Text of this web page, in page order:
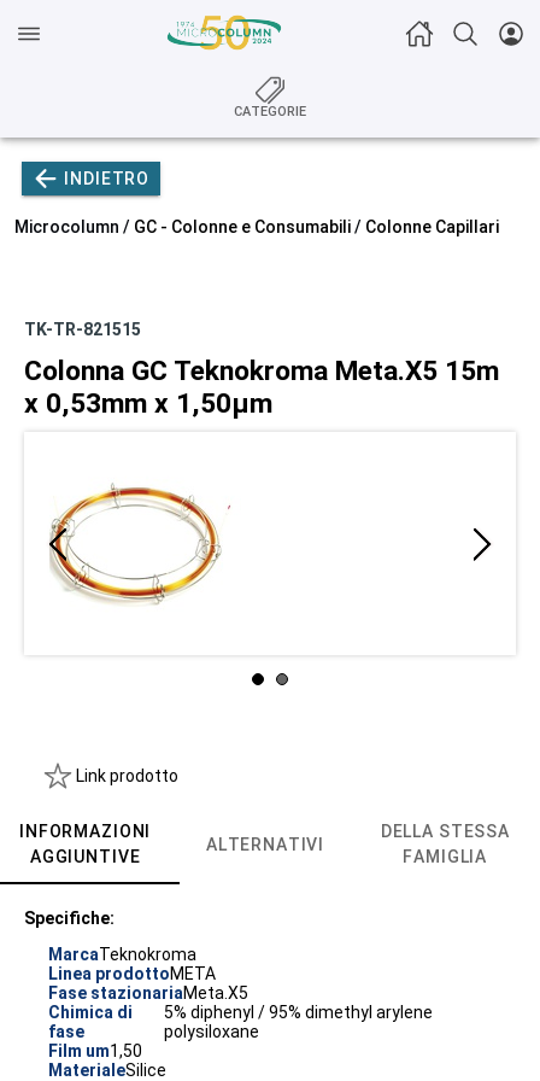
CATEGORIE
INDIETRO
Microcolumn / GC - Colonne e Consumabili/ Colonne Capillari
TK-TR-821515
Colonna GC Teknokroma Meta.X5 15m
x 0,53mm x 1,50µm
Link prodotto
INFORMAZIONI
AGGIUNTIVE
ALTERNATIVI
DELLA STESSA
FAMIGLIA
Specifiche:
MarcaTeknokroma
Linea prodottoMETA
Fase stazionariaMeta.X5
Chimica di
fase
5% diphenyl / 95% dimethyl arylene
polysiloxane
Film um1,50
MaterialeSilice